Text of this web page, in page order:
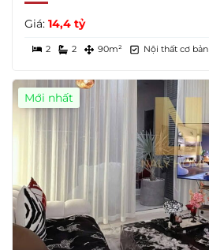
Giá: 14,4 tỷ
2 2 90m² Nội thất cơ bản
Mới nhất Giá Tốt